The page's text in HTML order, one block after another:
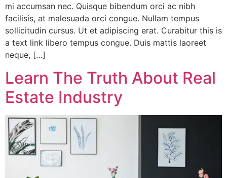
mi accumsan nec. Quisque bibendum orci ac nibh
facilisis, at malesuada orci congue. Nullam tempus
sollicitudin cursus. Ut et adipiscing erat. Curabitur this is
a text link libero tempus congue. Duis mattis laoreet
neque, […]
Learn The Truth About Real
Estate Industry